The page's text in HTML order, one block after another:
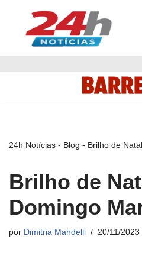
Pular
24h Notícias - Blog - Brilho de
Brilho de
Domingo
por Dimitria Mandelli 20/11/2023